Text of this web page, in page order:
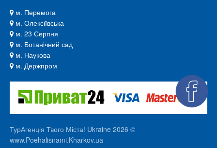
м. Перемога
м. Олексіївська
м. 23 Серпня
м. Ботанічний сад
м. Наукова
м. Держпром
ТурАгенція Твого Міста! Ukraine 2026 ©
www.Poehalisnami.Kharkov.ua